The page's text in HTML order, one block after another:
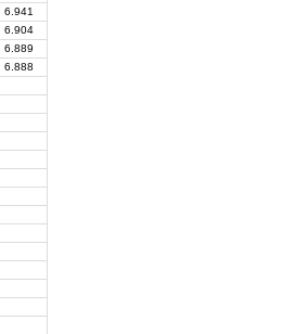
6.941
6.904
6.889
6.888